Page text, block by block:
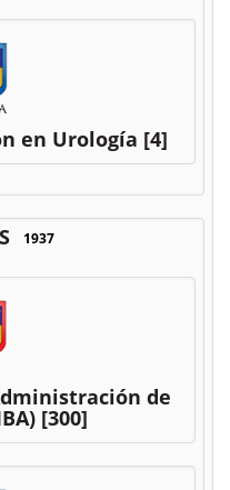
en Urología [4]
1937
de
[300]